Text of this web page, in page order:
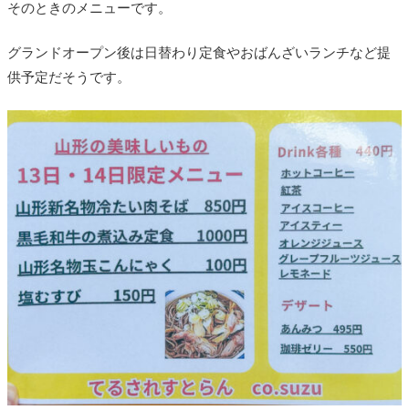
そのときのメニューです。
グランドオープン後は日替わり定食やおばんざいランチなど提
供予定だそうです。